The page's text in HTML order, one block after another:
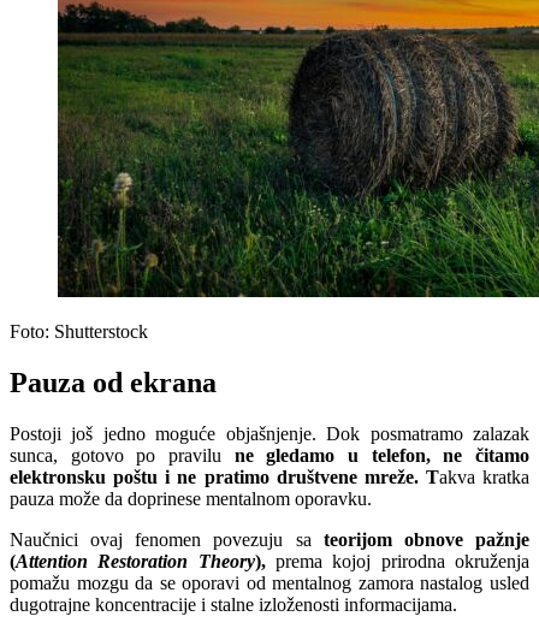
Foto: Shutterstock
Pauza od ekrana
Postoji još jedno moguće objašnjenje. Dok posmatramo zalazak
sunca, gotovo po pravilu ne gledamo u telefon, ne čitamo
elektronsku poštu i ne pratimo društvene mreže. Takva kratka
pauza može da doprinese mentalnom oporavku.
Naučnici ovaj fenomen povezuju sa teorijom obnove pažnje
(Attention Restoration Theory),prema kojoj prirodna okruženja
pomažu mozgu da se oporavi od mentalnog zamora nastalog usled
dugotrajne koncentracije i stalne izloženosti informacijama.